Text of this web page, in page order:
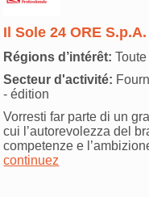
Il Sole 24 ORE S.p.A.
Régions d’intérêt:
Secteur d'activité:
- édition
Vorresti far parte di un
cui l’autorevolezza del
competenze e
continuez